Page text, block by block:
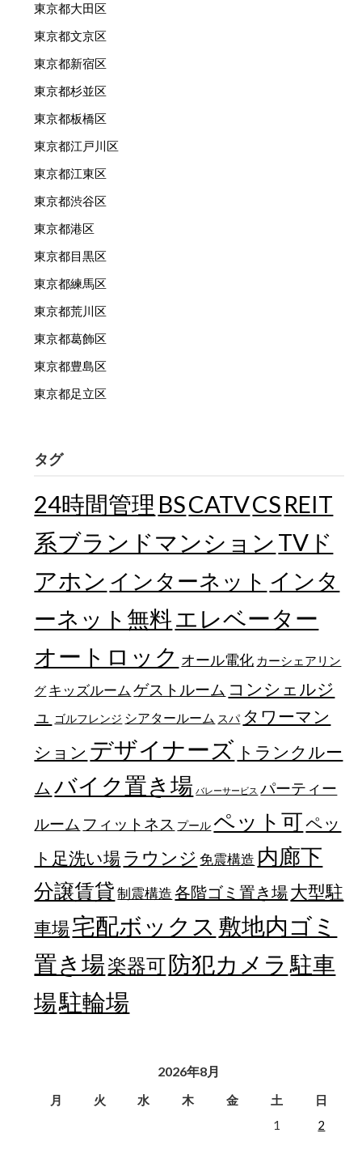
東京都大田区
東京都文京区
東京都新宿区
東京都杉並区
東京都板橋区
東京都江戸川区
東京都江東区
東京都渋谷区
東京都港区
東京都目黒区
東京都練馬区
東京都荒川区
東京都葛飾区
東京都豊島区
東京都足立区
タグ
24時間管理 BSCATVCS REIT
系ブランドマンション TVド
アホン インターネット インタ
ーネット無料エレベーター
オートロック オール電化 カーシェアリン
グ キッズルーム ゲストルーム コンシェルジ
ュ
ゴルフレンジ シアタールーム スパ タワーマン
ション デザイナーズ トランクルー
ム バイク置き場 バレーサービス パーティー
ルーム フィットネス プール ペット可ペッ
ト足洗い場 ラウンジ 免震構造 内廊下
分譲賃貸 制震構造 各階ゴミ置き場大型駐
車場宅配ボックス 敷地内ゴミ
置き場楽器可防犯カメラ 駐車
場駐輪場
2026年8月
月 火 水 木 金 土
日
1
2